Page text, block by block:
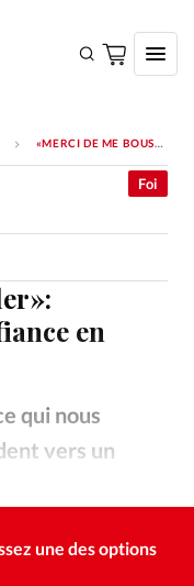
«MERCI DE ME BOUSCULER»: MÉDITATION SUR LA CONFIANCE EN DIEU
en
qui nous
vers un
Foi
une des options